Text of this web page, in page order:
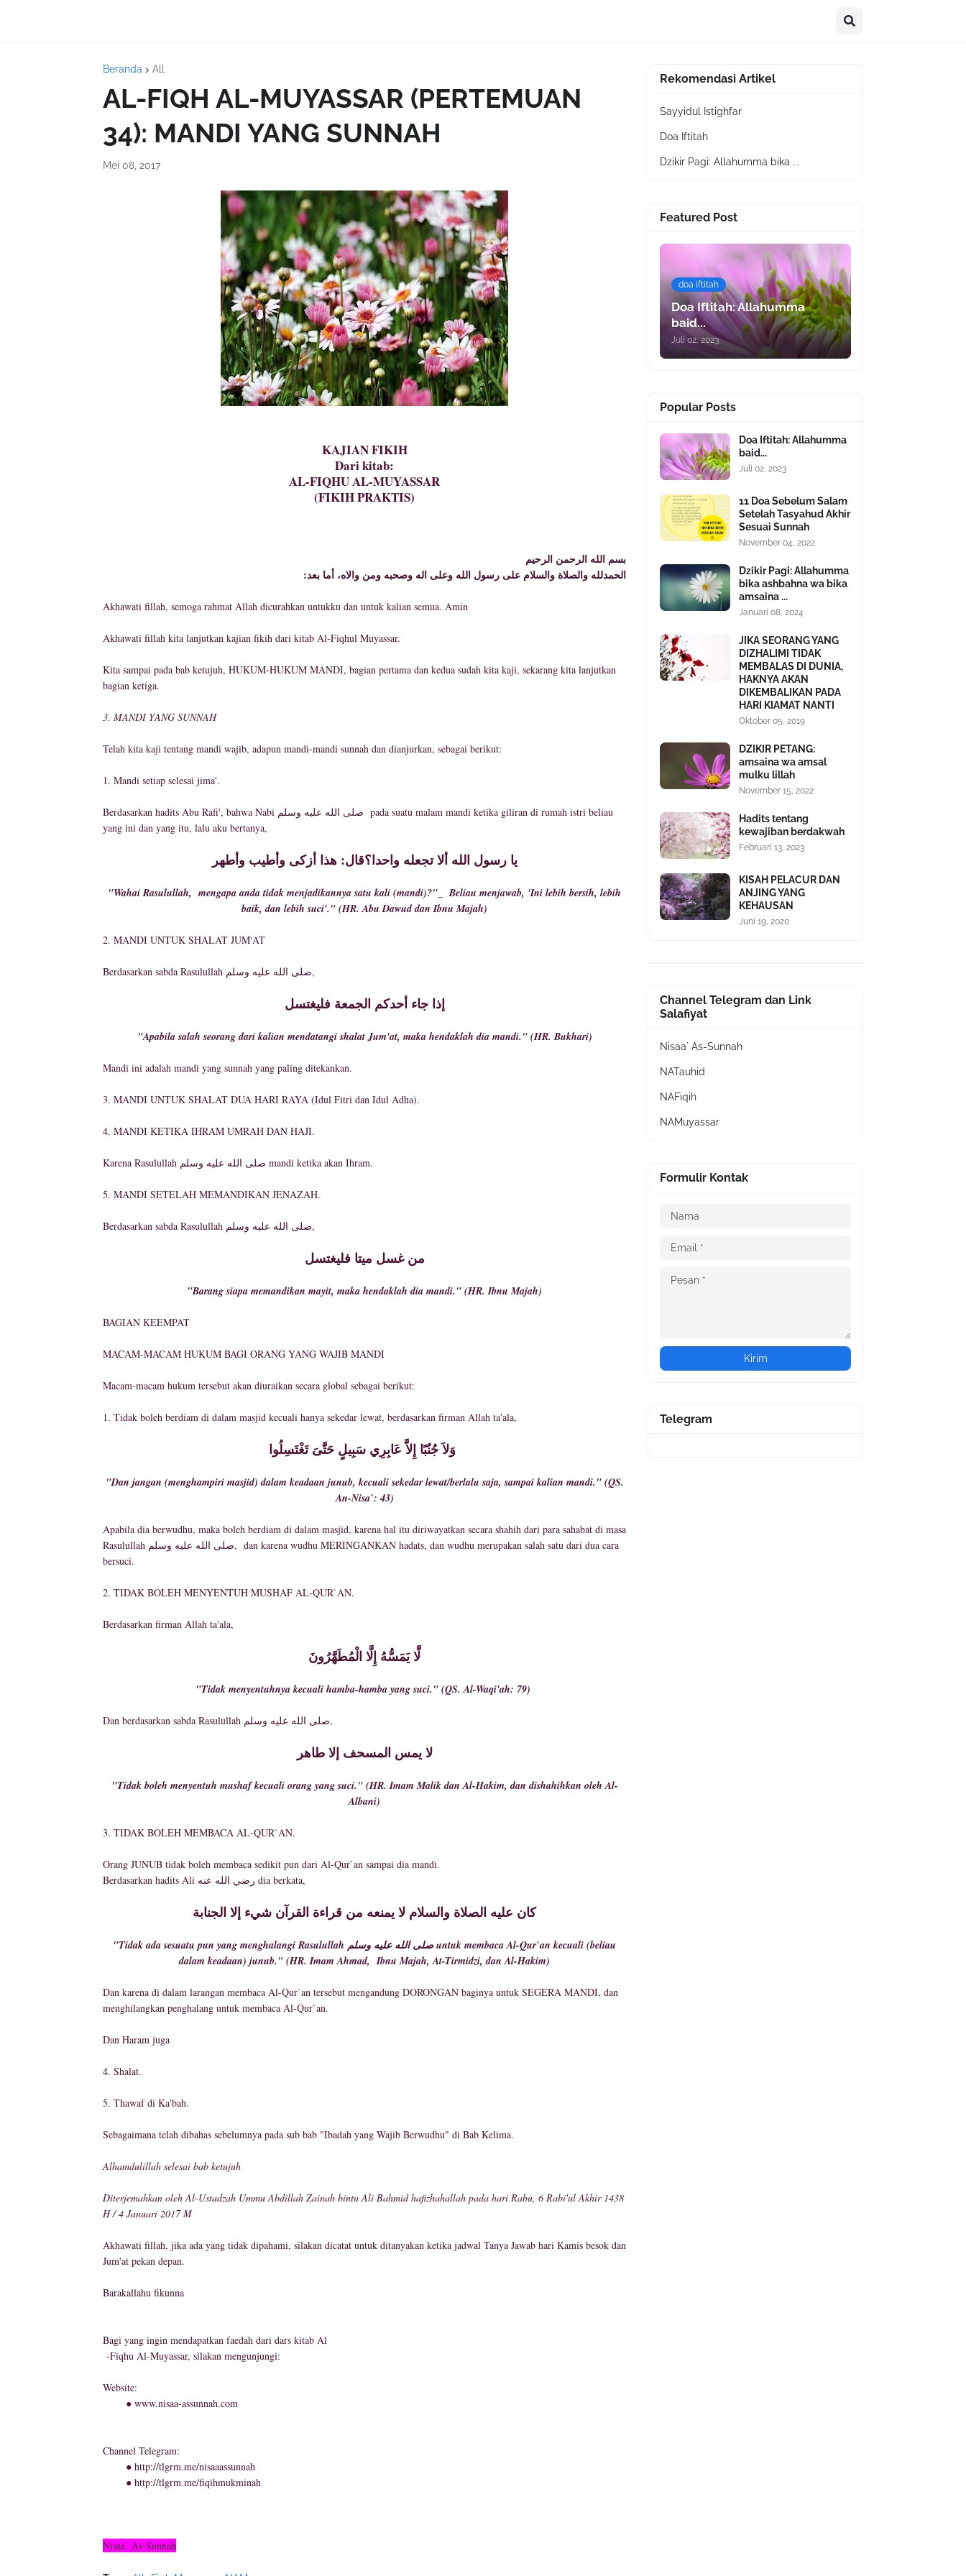
Beranda All
AL-FIQH AL-MUYASSAR (PERTEMUAN
34): MANDI YANG SUNNAH
Mei 08, 2017
KAJIAN FIKIH
Dari kitab:
AL-FIQHU AL-MUYASSAR
(FIKIH PRAKTIS)
بسم الله الرحمن الرحيم
:الحمدلله والصلاة والسلام على رسول الله وعلى اله وصحبه ومن والاه، أما بعد
Akhawati fillah, semoga rahmat Allah dicurahkan untukku dan untuk kalian semua. Amin
Akhawati fillah kita lanjutkan kajian fikih dari kitab Al-Fiqhul Muyassar.
Kita sampai pada bab ketujuh, HUKUM-HUKUM MANDI, bagian pertama dan kedua sudah kita kaji, sekarang kita lanjutkan
bagian ketiga.
3. MANDI YANG SUNNAH
Telah kita kaji tentang mandi wajib, adapun mandi-mandi sunnah dan dianjurkan, sebagai berikut:
1. Mandi setiap selesai jima'.
Berdasarkan hadits Abu Rafi', bahwa Nabi صلى الله عليه وسلم pada suatu malam mandi ketika giliran di rumah istri beliau
yang ini dan yang itu, lalu aku bertanya,
يا رسول الله ألا تجعله واحدا؟قال: هذا أزكى وأطيب وأطهر
"Wahai Rasulullah, mengapa anda tidak menjadikannya satu kali (mandi)?"_ Beliau menjawab, 'Ini lebih bersih, lebih
baik, dan lebih suci'." (HR. Abu Dawud dan Ibnu Majah)
2. MANDI UNTUK SHALAT JUM'AT
Berdasarkan sabda Rasulullah صلى الله عليه وسلم,
إذا جاء أحدكم الجمعة فليغتسل
"Apabila salah seorang dari kalian mendatangi shalat Jum'at, maka hendaklah dia mandi." (HR. Bukhari)
Mandi ini adalah mandi yang sunnah yang paling ditekankan.
3. MANDI UNTUK SHALAT DUA HARI RAYA (Idul Fitri dan Idul Adha).
4. MANDI KETIKA IHRAM UMRAH DAN HAJI.
Karena Rasulullah صلى الله عليه وسلم mandi ketika akan Ihram.
5. MANDI SETELAH MEMANDIKAN JENAZAH.
Berdasarkan sabda Rasulullah صلى الله عليه وسلم,
من غسل ميتا فليغتسل
"Barang siapa memandikan mayit, maka hendaklah dia mandi." (HR. Ibnu Majah)
BAGIAN KEEMPAT
MACAM-MACAM HUKUM BAGI ORANG YANG WAJIB MANDI
Macam-macam hukum tersebut akan diuraikan secara global sebagai berikut:
1. Tidak boleh berdiam di dalam masjid kecuali hanya sekedar lewat, berdasarkan firman Allah ta'ala,
"Dan jangan (menghampiri masjid) dalam keadaan junub, kecuali sekedar lewat/berlalu saja, sampai kalian mandi." (QS.
An-Nisa`: 43)
Apabila dia berwudhu, maka boleh berdiam di dalam masjid, karena hal itu diriwayatkan secara shahih dari para sahabat di masa
Rasulullah صلى الله عليه وسلم, dan karena wudhu MERINGANKAN hadats, dan wudhu merupakan salah satu dari dua cara
bersuci.
2. TIDAK BOLEH MENYENTUH MUSHAF AL-QUR`AN.
Berdasarkan firman Allah ta'ala,
لَّا يَمَسُّهُ إِلَّا الْمُطَهَّرُونَ
"Tidak menyentuhnya kecuali hamba-hamba yang suci." (QS. Al-Waqi'ah: 79)
Dan berdasarkan sabda Rasulullah صلى الله عليه وسلم,
لا يمس المسحف إلا طاهر
"Tidak boleh menyentuh mushaf kecuali orang yang suci." (HR. Imam Malik dan Al-Hakim, dan dishahihkan oleh Al-
Albani)
3. TIDAK BOLEH MEMBACA AL-QUR`AN.
Orang JUNUB tidak boleh membaca sedikit pun dari Al-Qur`an sampai dia mandi.
Berdasarkan hadits Ali رضي الله عنه dia berkata,
كان عليه الصلاة والسلام لا يمنعه من قراءة القرآن شيء إلا الجنابة
"Tidak ada sesuatu pun yang menghalangi Rasulullah صلى الله عليه وسلم untuk membaca Al-Qur`an kecuali (beliau
dalam keadaan) junub." (HR. Imam Ahmad, Ibnu Majah, At-Tirmidzi, dan Al-Hakim)
Dan karena di dalam larangan membaca Al-Qur`an tersebut mengandung DORONGAN baginya untuk SEGERA MANDI, dan
menghilangkan penghalang untuk membaca Al-Qur`an.
Dan Haram juga
4. Shalat.
5. Thawaf di Ka'bah.
Sebagaimana telah dibahas sebelumnya pada sub bab "Ibadah yang Wajib Berwudhu" di Bab Kelima.
Alhamdulillah selesai bab ketujuh
Diterjemahkan oleh Al-Ustadzah Ummu Abdillah Zainab bintu Ali Bahmid hafizhahallah pada hari Rabu, 6 Rabi'ul Akhir 1438
H / 4 Januari 2017 M
Akhawati fillah, jika ada yang tidak dipahami, silakan dicatat untuk ditanyakan ketika jadwal Tanya Jawab hari Kamis besok dan
Jum'at pekan depan.
Barakallahu fikunna
Bagi yang ingin mendapatkan faedah dari dars kitab Al
-Fiqhu Al-Muyassar, silakan mengunjungi:
Website:
● www.nisaa-assunnah.com
Channel Telegram:
● http://tlgrm.me/nisaaassunnah
● http://tlgrm.me/fiqihmukminah
Nisaa` As-Sunnah
Rekomendasi Artikel
Sayyidul Istighfar
Doa Iftitah
Dzikir Pagi: Allahumma bika ...
Featured Post
doa iftitah
Doa Iftitah: Allahumma
baid...
Juli 02, 2023
Popular Posts
Doa Iftitah: Allahumma
baid...
Juli 02, 2023
11 Doa Sebelum Salam
Setelah Tasyahud Akhir
Sesuai Sunnah
November 04, 2022
Dzikir Pagi: Allahumma
bika ashbahna wa bika
amsaina ...
Januari 08, 2024
JIKA SEORANG YANG
DIZHALIMI TIDAK
MEMBALAS DI DUNIA,
HAKNYA AKAN
DIKEMBALIKAN PADA
HARI KIAMAT NANTI
Oktober 05, 2019
DZIKIR PETANG:
amsaina wa amsal
mulku lillah
November 15, 2022
Hadits tentang
kewajiban berdakwah
Februari 13, 2023
KISAH PELACUR DAN
ANJING YANG
KEHAUSAN
Juni 19, 2020
Channel Telegram dan Link
Salafiyat
Nisaa` As-Sunnah
NATauhid
NAFiqih
NAMuyassar
Formulir Kontak
Telegram